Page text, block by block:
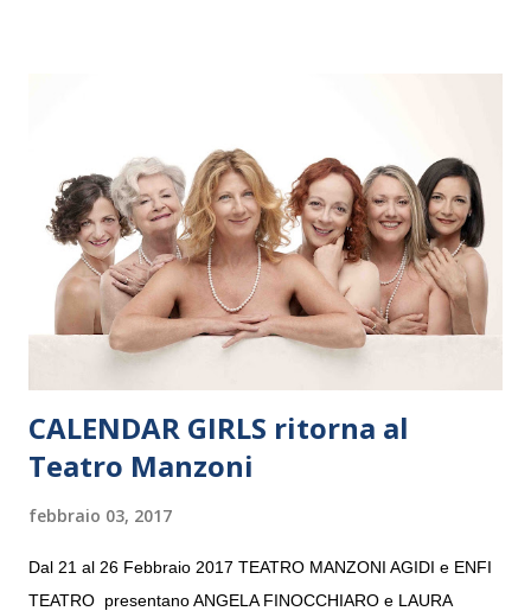
“Settembre dell’Accademia” dove si esibirà per il secondo anno
consecutivo. Il pubblico milanese avrà il piacere di applaudire i
giovani artisti della Baltic Sea Youth Philharmonic per la quarta
volta. L’orchestra, fondata nel 2008 da Kristjan Järvi (affiancato
da un prestigioso consiglio di consulent...
CALENDAR GIRLS ritorna al
Teatro Manzoni
febbraio 03, 2017
Dal 21 al 26 Febbraio 2017 TEATRO MANZONI AGIDI e ENFI
TEATRO presentano ANGELA FINOCCHIARO e LAURA